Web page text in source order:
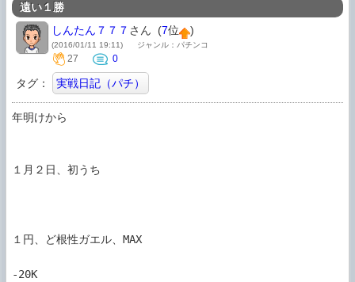
遠い１勝
しんたん７７７ さん (7位 )
(2016/01/11 19:11) ジャンル：パチンコ
27 0
タグ： 実戦日記（パチ）
年明けから
１月２日、初うち
１円、ど根性ガエル、MAX
-20K